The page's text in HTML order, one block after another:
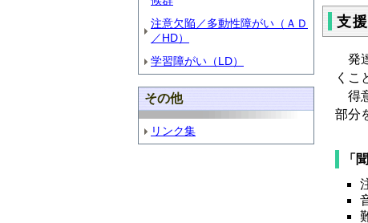
注意欠陥／多動性障がい（ＡＤ
／HD）
学習障がい（LD）
その他
リンク集
支
発
くこ
得
部分
「